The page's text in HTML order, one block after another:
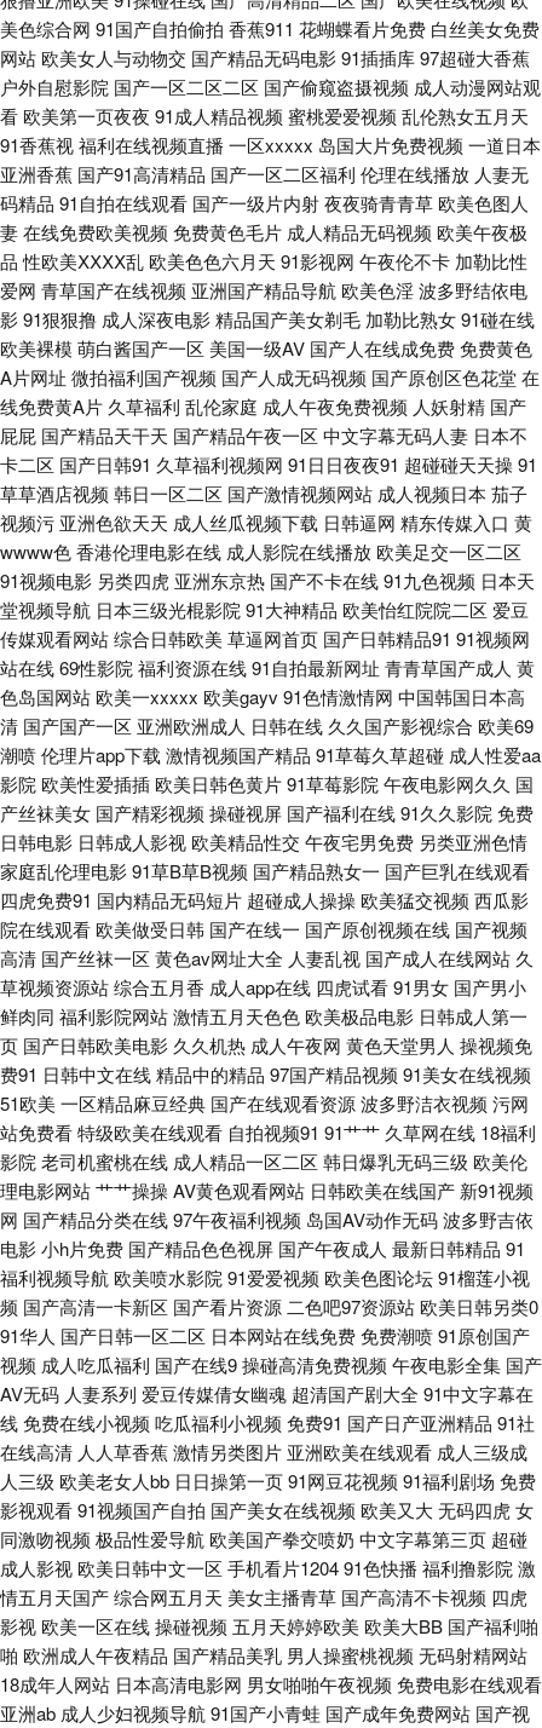
人人爱操 日韩福利社区 少妇福利姬91 午夜精品少妇 伊人99在线 91av狼友
3级久久精 91国产精选优质 91丝袜在线视频 成人四区 东京热天堂精品 黄色
免费高清网站 久草成人福利 久久这里都是极品 蜜桃精品一区二区 蜜桃九九
女人A片综合 欧美A网站 欧美涩涩导航 欧美专区一 涩涩爱com 午夜香蕉视频
香蕉观频 亚洲另类色情 91白丝足交 91无码超碰爱搞 97超碰人妻 auv28少妇
av老湿影院 啊v视频 成人电影国产MV 海角tv91 九九伊人 麻豆九九综合视频
欧洲成人ab 日本不卡中文字幕 四虎福利av导航 午夜吃瓜 亚洲av含羞草 伊人
久久综合影院 91色小孩导航 91网站熊猫 91在线图片视频 AV伊人影院 白丝
喷水喷浆 东方av黄色免费 国产熟女露脸 九九午夜成人剧场 男人吃瓜AV网 日
本叼嘿片 日韩欧美国产17 日韩在线色网 丝袜另类性爱AV 丝袜玉足射 亚洲
啪在线 中日精品色哟哟 91美女艹逼网站 肏屄精品一区二区 丁香五月天导航
网 九九热6 蜜芽性爱亚洲 欧美日韩簧片 欧美性爱第九页 深夜AV网 午夜成人
色网 亚洲97在线 伊人婷婷麻豆 91免费链接 91夜色69 操逼网va 东京热女w
姦 国产熟女自拍 狠狠撸最新 久热大香蕉 美女微拍福利 欧美人妖一区 欧美一
二三四福利 日韩一页综合区 婷婷五月天色色 亚洲情色国豆花 91视频精品视
频 AV色欲蜜桃天堂 操人人aV 超碰五月 成人午夜三级视频 国产A√ 精品www
狼友视频aa 欧美aaa视频 蜜桃视频在现观看 国产H版在线观看 欧美黄色网
址 日韩欧美A片 天堂社区大香蕉 伊人白虎五月天 97色色中文字幕 超碰三机
丰满人妻影片 加勒比东京热天堂 欧美变态另类在线 午夜福利局 中日韩性另
类 91人妻成人专区 97人人专区 超碰婷婷色 福利社之免费区 黑丝萝少 九一
在线看 老湿机成人 欧美孕妇群交 日韩一级片VV 亚洲97涩色 91色女导航 99
热天天草 岛国精品在线播放 韩国OK影院麻豆 久久人人妻 欧美激情8p 青娱
乐青青草91 婷婷色色悠悠 亚洲性夜 91视频网站在 av91网址导航 大香蕉伊
人视频网 黄色免费视频网站 美女的bb 青青超碰 日韩性爱第一页 亚洲黄网站
网站 自拍十区 91人妻在线视频 av福利吧 成人深夜 极品伪娘TS 另类丝袜美
腿 欧洲性生活社区 三级片无码 亚洲成网站 51啪影院 91熟女露脸 www欧美
com 大香蕉a 韩国有码电影 欧美日韩啊V 日韩影院黄色 亚洲色图美腿丝袜
91超碰在线最新 99欧美操碰 超碰在线网址 国产操逼视屏 激情色色综合导航
蜜桃嫩草91 日韩性爱AⅤ 亚洲无码电源 91妻激情 aV映画网 第一福利视频导
美色综合网 91国产自拍偷拍 香蕉911 花蝴蝶看片免费 白丝美女免费
网站 欧美女人与动物交 国产精品无码电影91插插库97超碰大香蕉
户外自慰影院 国产一区二区二区 国产偷窥盗摄视频 成人动漫网站观
看 欧美第一页夜夜 91成人精品视频 蜜桃爱爱视频 乱伦熟女五月天
91香蕉视福利在线视频直播 一区xxxxx 岛国大片免费视频 一道日本
亚洲香蕉 国产91高清精品 国产一区二区福利 伦理在线播放 人妻无
码精品 91自拍在线观看 国产一级片内射夜夜骑青青草 欧美色图人
妻在线免费欧美视频 免费黄色毛片 成人精品无码视频 欧美午夜极
品 性欧美ⅩⅩⅩⅩ乱 欧美色色六月天 91影视网 午夜伦不卡 加勒比性
爱网 青草国产在线视频 亚洲国产精品导航 欧美色淫波多野结依电
影91狠狠撸 成人深夜电影精品国产美女剃毛 加勒比熟女91碰在线
欧美裸模 萌白酱国产一区 美国一级AV 国产人在线成免费免费黄色
A片网址 微拍福利国产视频 国产人成无码视频 国产原创区色花堂在
线免费黄A片 久草福利 乱伦家庭 成人午夜免费视频 人妖射精 国产
屁屁 国产精品天干天 国产精品午夜一区 中文字幕无码人妻 日本不
卡二区 国产日韩91 久草福利视频网 91日日夜夜91 超碰碰天天操91
草草酒店视频 韩日一区二区 国产激情视频网站 成人视频日本 茄子
视频污 亚洲色欲天天 成人丝瓜视频下载 日韩逼网 精东传媒入口 黄
wwww色香港伦理电影在线 成人影院在线播放 欧美足交一区二区
91视频电影 另类四虎 亚洲东京热 国产不卡在线91九色视频 日本天
堂视频导航 日本三级光棍影院 91大神精品 欧美怡红院院二区 爱豆
传媒观看网站综合日韩欧美草逼网首页 国产日韩精品91 91视频网
站在线69性影院 福利资源在线91自拍最新网址 青青草国产成人 黄
色岛国网站 欧美一xxxxx 欧美gayv91色情激情网 中国韩国日本高
清 国产国产一区 亚洲欧洲成人 日韩在线 久久国产影视综合 欧美69
潮喷伦理片app下载 激情视频国产精品 91草莓久草超碰 成人性爱aa
影院 欧美性爱插插 欧美日韩色黄片91草莓影院 午夜电影网久久 国
产丝袜美女 国产精彩视频 操碰视屏 国产福利在线91久久影院 免费
日韩电影 日韩成人影视 欧美精品性交 午夜宅男免费 另类亚洲色情
家庭乱伦理电影91草B草B视频 国产精品熟女一 国产巨乳在线观看
四虎免费91 国内精品无码短片 超碰成人操操 欧美猛交视频 西瓜影
院在线观看 欧美做受日韩 国产在线一 国产原创视频在线 国产视频
高清 国产丝袜一区 黄色av网址大全 人妻乱视 国产成人在线网站 久
草视频资源站综合五月香 成人app在线 四虎试看91男女 国产男小
鲜肉同 福利影院网站激情五月天色色 欧美极品电影 日韩成人第一
页 国产日韩欧美电影 久久机热 成人午夜网 黄色天堂男人 操视频免
费91 日韩中文在线精品中的精品 97国产精品视频 91美女在线视频
51欧美一区精品麻豆经典 国产在线观看资源波多野洁衣视频 污网
站免费看特级欧美在线观看 自拍视频91 91艹艹 久草网在线 18福利
影院 老司机蜜桃在线 成人精品一区二区 韩日爆乳无码三级 欧美伦
理电影网站艹艹操操AV黄色观看网站 日韩欧美在线国产 新91视频
网 国产精品分类在线97午夜福利视频 岛国AV动作无码波多野吉依
电影小h片免费 国产精品色色视屏 国产午夜成人 最新日韩精品 91
福利视频导航 欧美喷水影院 91爱爱视频 欧美色图论坛91榴莲小视
频 国产高清一卡新区 国产看片资源 二色吧97资源站 欧美日韩另类0
91华人 国产日韩一区二区 日本网站在线免费免费潮喷91原创国产
视频 成人吃瓜福利 国产在线9操碰高清免费视频 午夜电影全集 国产
AV无码 人妻系列 爱豆传媒倩女幽魂 超清国产剧大全 91中文字幕在
线免费在线小视频 吃瓜福利小视频 免费91 国产日产亚洲精品 91社
在线高清 人人草香蕉激情另类图片 亚洲欧美在线观看 成人三级成
人三级 欧美老女人bb 日日操第一页91网豆花视频 91福利剧场 免费
影视观看91视频国产自拍 国产美女在线视频 欧美又大无码四虎女
同激吻视频 极品性爱导航 欧美国产拳交喷奶 中文字幕第三页 超碰
成人影视 欧美日韩中文一区 手机看片120491色快播 福利撸影院 激
情五月天国产综合网五月天 美女主播青草 国产高清不卡视频 四虎
影视 欧美一区在线操碰视频 五月天婷婷欧美 欧美大BB 国产福利啪
啪 欧洲成人午夜精品 国产精品美乳 男人操蜜桃视频 无码射精网站
18成年人网站 日本高清电影网 男女啪啪午夜视频 免费电影在线观看
亚洲ab 成人少妇视频导航 91国产小青蛙 国产成年免费网站 国产视